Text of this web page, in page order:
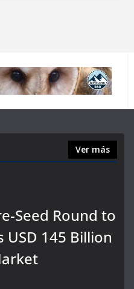
Ver más
Seed Round to
USD 145 Billion